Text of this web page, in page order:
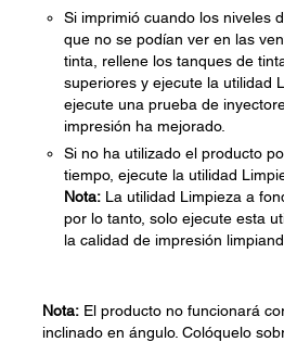
Si imprimió cuando los niveles
que no se podían ver en las
tinta, rellene los tanques de
superiores y ejecute la utilidad
ejecute una prueba de
impresión ha mejorado.
Si no ha utilizado el producto
tiempo, ejecute la utilidad
Nota: La utilidad Limpieza a
por lo tanto, solo ejecute esta
la calidad de impresión
Nota: El producto no funcionará
inclinado en ángulo. Colóquelo